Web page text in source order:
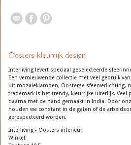
Oosters kleurrijk design
Interliving levert speciaal geselecteerde
Een vernieuwende collectie met veel gebruik
uit mozaieklampen, Oosterse sfeerverlichting,
trademark is het trendy, kleurrijke uiterlijk.
daarna met de hand gemaakt in India. Door
houden we constant in de gaten of de
gerespecteerd worden.
Interliving - Oosters interieur
Winkel: